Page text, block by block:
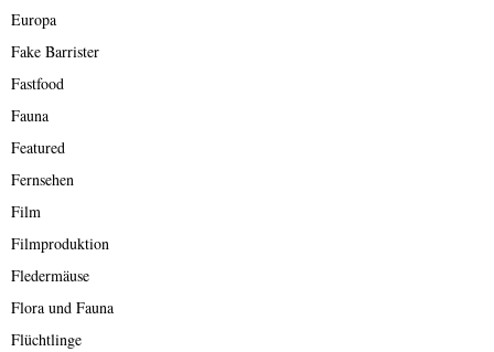
Europa
Fake Barrister
Fastfood
Fauna
Featured
Fernsehen
Film
Filmproduktion
Fledermäuse
Flora und Fauna
Flüchtlinge